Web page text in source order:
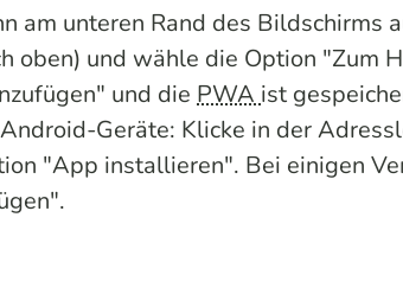
am unteren Rand des
oben) und wähle die Option "Zum
und die PWA ist
Geräte: Klicke in der
"App installieren". Bei einigen